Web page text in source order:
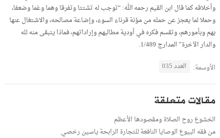
وأخلاقه كما قال ابن القيم رحمه الله: “توجب له تشتتا وتفرقا وهما وغما وضعفا،
وحملا لما يعجز عن حمله من مؤنة قرناء السوء، وإضاعة مصالحه، والاشتغال عنها
بهم وبأمورهم، وتقسم فكره في أودية مطالبهم وإراداتهم، فماذا يتبقى منه لله
والدار الآخرة” المدارج 1/489.
الأوسمة: العدد 035
مقالات متعلقة
الخشوع روح الصلاة ومقصودها الأعظم
من فقه البيوع الوصايا النافعة للتجارة الرابحة ياسين رخصي